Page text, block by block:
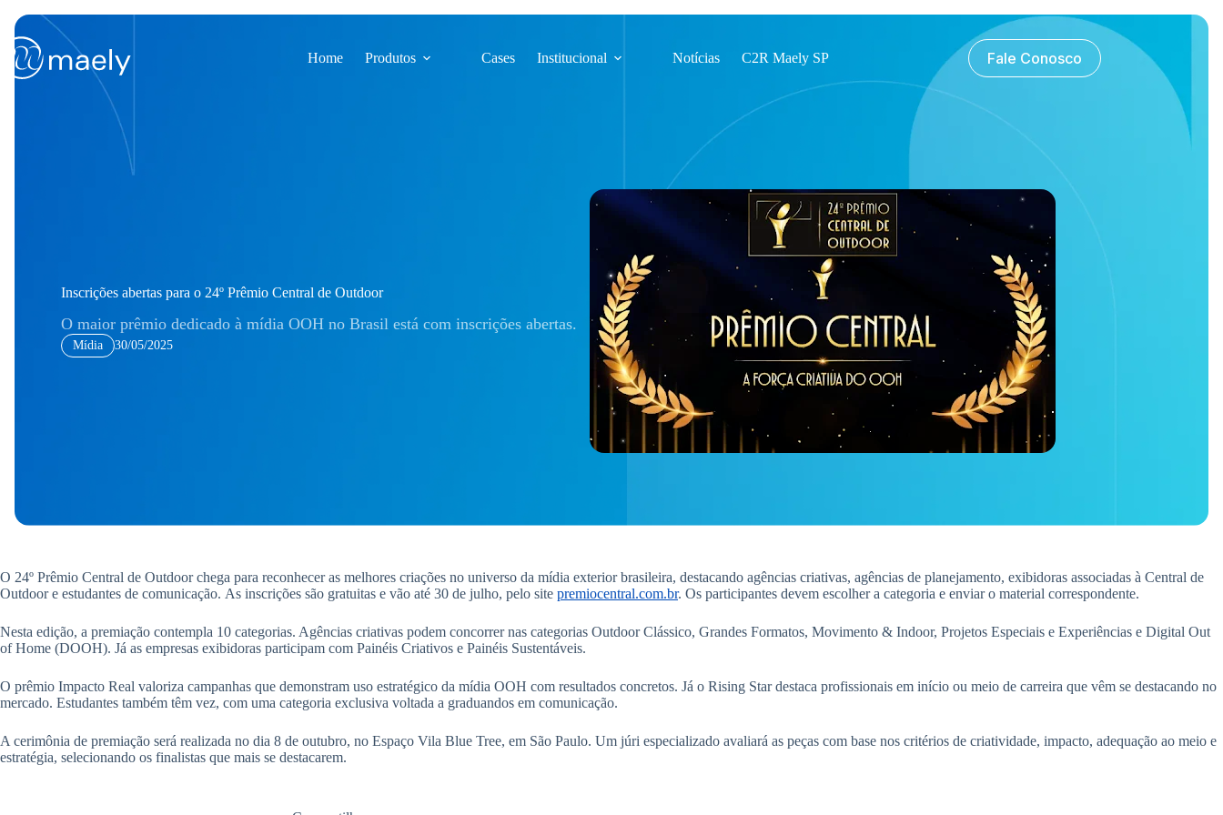
para
conteúdo
Home Produtos Cases Institucional Notícias C2R Maely SP Fale Conosco
Inscrições abertas para o 24º Prêmio Central de Outdoor
O maior prêmio dedicado à mídia OOH no Brasil está com inscrições abertas.
Mídia 30/05/2025
O 24º Prêmio Central de Outdoor chega para reconhecer as melhores criações no universo da mídia exterior brasileira, destacando agências criativas, agências de planejamento, exibidoras associadas à Central de
Outdoor e estudantes de comunicação. As inscrições são gratuitas e vão até 30 de julho, pelo site premiocentral.com.br. Os participantes devem escolher a categoria e enviar o material correspondente.
Nesta edição, a premiação contempla 10 categorias. Agências criativas podem concorrer nas categorias Outdoor Clássico, Grandes Formatos, Movimento & Indoor, Projetos Especiais e Experiências e Digital Out
of Home (DOOH). Já as empresas exibidoras participam com Painéis Criativos e Painéis Sustentáveis.
O prêmio Impacto Real valoriza campanhas que demonstram uso estratégico da mídia OOH com resultados concretos. Já o Rising Star destaca profissionais em início ou meio de carreira que vêm se destacando no
mercado. Estudantes também têm vez, com uma categoria exclusiva voltada a graduandos em comunicação.
A cerimônia de premiação será realizada no dia 8 de outubro, no Espaço Vila Blue Tree, em São Paulo. Um júri especializado avaliará as peças com base nos critérios de criatividade, impacto, adequação ao meio e
estratégia, selecionando os finalistas que mais se destacarem.